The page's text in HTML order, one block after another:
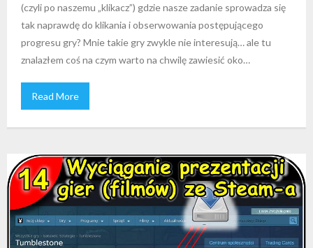
(czyli po naszemu „klikacz”) gdzie nasze zadanie sprowadza się
tak naprawdę do klikania i obserwowania postępującego
progresu gry? Mnie takie gry zwykle nie interesują… ale tu
znalazłem coś na czym warto na chwilę zawiesić oko…
Read More